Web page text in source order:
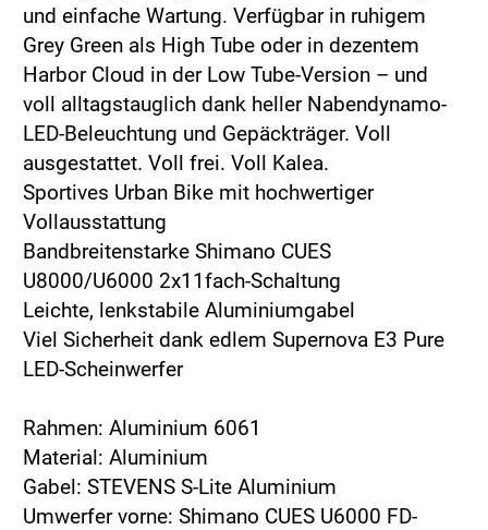
und einfache Wartung. Verfügbar in ruhigem
Grey Green als High Tube oder in dezentem
Harbor Cloud in der Low Tube-Version – und
voll alltagstauglich dank heller Nabendynamo-
LED-Beleuchtung und Gepäckträger. Voll
ausgestattet. Voll frei. Voll Kalea.
Sportives Urban Bike mit hochwertiger
Vollausstattung
Bandbreitenstarke Shimano CUES
U8000/U6000 2x11fach-Schaltung
Leichte, lenkstabile Aluminiumgabel
Viel Sicherheit dank edlem Supernova E3 Pure
LED-Scheinwerfer
Rahmen: Aluminium 6061
Material: Aluminium
Gabel: STEVENS S-Lite Aluminium
Umwerfer vorne: Shimano CUES U6000 FD-